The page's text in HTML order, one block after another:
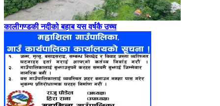
कालीगण्डकी नदीको बहाब यस वर्षकै उच्च